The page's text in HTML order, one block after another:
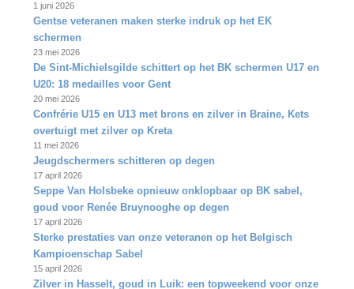
1 juni 2026
Gentse veteranen maken sterke indruk op het EK
schermen
23 mei 2026
De Sint‑Michielsgilde schittert op het BK schermen U17 en
U20: 18 medailles voor Gent
20 mei 2026
Confrérie U15 en U13 met brons en zilver in Braine, Kets
overtuigt met zilver op Kreta
11 mei 2026
Jeugdschermers schitteren op degen
17 april 2026
Seppe Van Holsbeke opnieuw onklopbaar op BK sabel,
goud voor Renée Bruynooghe op degen
17 april 2026
Sterke prestaties van onze veteranen op het Belgisch
Kampioenschap Sabel
15 april 2026
Zilver in Hasselt, goud in Luik: een topweekend voor onze